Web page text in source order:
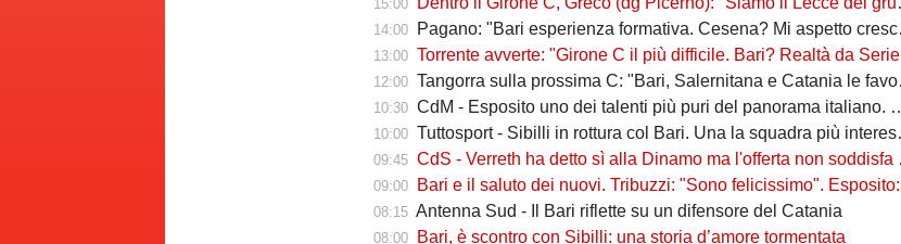
15:00
14:00 Pagano: "Bari esperienza formativa. Cesena? Mi aspetto crescita"
13:00 Torrente avverte: "Girone C il più difficile. Bari? Realtà da Serie A"
12:00 Tangorra sulla prossima C: "Bari, Salernitana e Catania le favorite. Subito dopo altre due"
10:30 CdM - Esposito uno dei talenti più puri del panorama italiano. Sibilli, Marino è furioso
10:00 Tuttosport - Sibilli in rottura col Bari. Una la squadra più interessata a ingaggiarlo
09:45 CdS - Verreth ha detto sì alla Dinamo ma l'offerta non soddisfa il Bari. Della Morte, niente conferme
09:00 Bari e il saluto dei nuovi. Tribuzzi: "Sono felicissimo". Esposito: "Ci vediamo al San Nicola"
08:15 Antenna Sud - Il Bari riflette su un difensore del Catania
08:00 Bari, è scontro con Sibilli: una storia d’amore tormentata